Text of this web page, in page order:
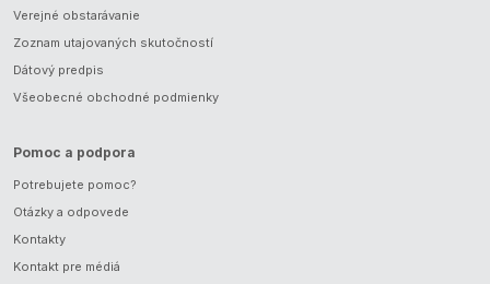
Verejné obstarávanie
Zoznam utajovaných skutočností
Dátový predpis
Všeobecné obchodné podmienky
Pomoc a podpora
Potrebujete pomoc?
Otázky a odpovede
Kontakty
Kontakt pre médiá